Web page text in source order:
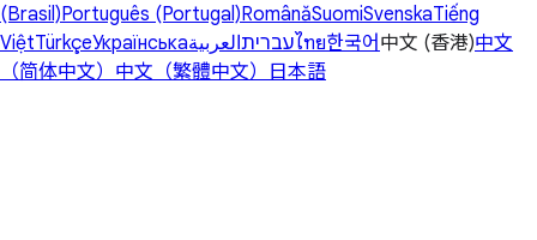
(Brasil)Português (Portugal)RomânăSuomiSvenskaTiếng
ViệtTürkçeУкраїнська עבריתالعربية ไทย한국어 中文 (香港)中文
（简体中文） 中文（繁體中文） 日本語